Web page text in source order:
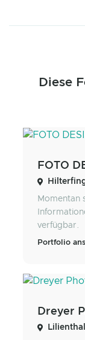
Diese
FOTO
Momentan
verfügbar.
Portfolio
Dreyer